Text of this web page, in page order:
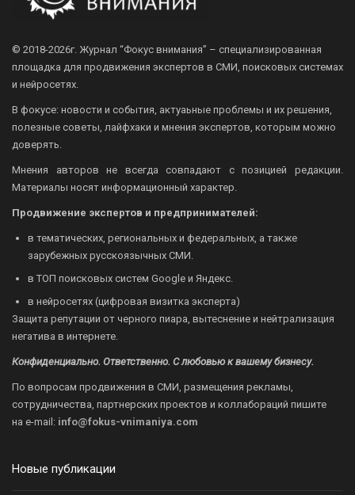
© 2018-2026г. Журнал “Фокус внимания” – специализированная
площадка для продвижения экспертов в СМИ, поисковых системах
и нейросетях.
В фокусе: новости и события, актуаьные проблемы и их решения,
полезные советы, лайфхаки и мнения экспертов, которым можно
доверять.
Мнения авторов не всегда совпадают с позицией редакции.
Материалы носят информационный характер.
Продвижение экспертов и предпринимателей:
в тематических, региональных и федеральных, а также
зарубежных русскоязычных СМИ.
в ТОП поисковых систем Google и Яндекс.
в нейросетях (цифровая визитка эксперта)
Защита репутации от черного пиара, вытеснение и нейтрализация
негатива в интернете.
Конфиденциально. Ответственно. С любовью к вашему бизнесу.
По вопросам продвижения в СМИ, размещения рекламы,
сотрудничества, партнерских проектов и коллабораций пишите
на e-mail: info@fokus-vnimaniya.com
Новые публикации